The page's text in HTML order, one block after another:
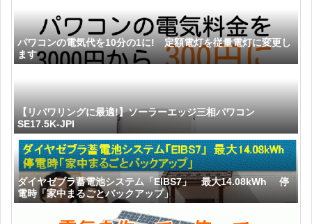
パワコンの電気代を10分の1に! 定額電灯を従量電灯に変更し
ます
【リパワリングに最適!】ソーラーエッジ三相パワコン
SE17.5K-JPI
ダイヤゼブラ蓄電池システム「EIBS7」 最大14.08kWh 停
電時「家中まるごとバックアップ」